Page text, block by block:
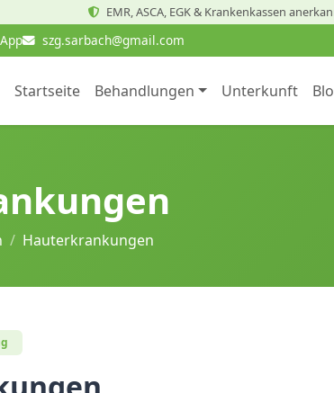
EMR, ASCA, EGK & Krankenkassen
szg.sarbach@gmail.com
Startseite Behandlungen Unterkunft
Hauterkrankungen